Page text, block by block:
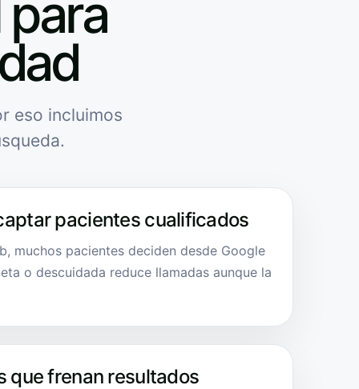
eso incluimos
pacientes cualificados
muchos pacientes deciden desde Google
o descuidada reduce llamadas aunque la
que frenan resultados